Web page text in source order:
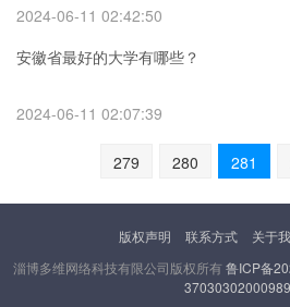
2024-06-11 02:42:50
安徽省最好的大学有哪些？
2024-06-11 02:07:39
279 280 281
版权声明 联系方式 关于
淄博多维网络科技有限公司版权所有鲁ICP备